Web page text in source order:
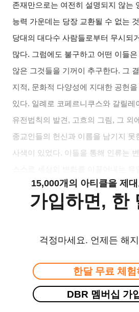
존재만으로는 여전히 설명되지 않는
능력 가운데는 당장 교환될 수 없는
당대의 대다수 사람들로부터 무시되
많다. 그럼에도 불구하고 어떤 이들
않은 그것들을 기꺼이 추구한다. 그
지적, 문화적 다양성에 지대한 공헌
있다. 일례로 코페르니쿠스와 갈릴레
유전법칙의 발견, 고흐의 그림, 그 외
종교인들의 헌신과 이름을 남기지 못
사색이 있었다. 이들을 통해 인류는
15,000개의 아티클을 제
가입하면, 한
걱정마세요. 언제든 해
한달 무료 체험
DBR 멤버십 가